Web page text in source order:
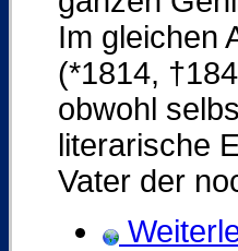
Im gleichen
(*1814,
obwohl
literarische
Vater der